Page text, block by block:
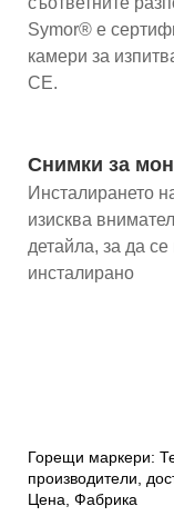
Symor® е
камери за
CE.
Снимки за
Инсталирането
изисква
детайла, за да
инсталирано
Горещи маркери:
производители,
Цена, Фабрика